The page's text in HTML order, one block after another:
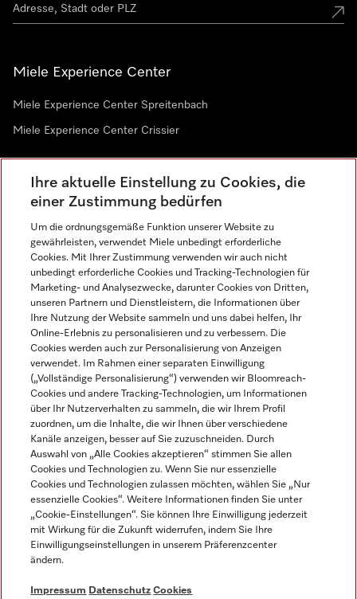
Miele Experience Center
Miele Experience Center Spreitenbach
Miele Experience Center Crissier
Newsletter
Sprache
DEUTSCH
Impressum
Datenschutz
Miele auf YoutubeMiele auf Instagram
Miele auf Facebook
Miele auf LinkedInMiele auf LinkedIn
Ihre aktuelle Einstellung zu Cookies, die
einer Zustimmung bedürfen
Um die ordnungsgemäße Funktion unserer Website zu
gewährleisten, verwendet Miele unbedingt erforderliche
Cookies. Mit Ihrer Zustimmung verwenden wir auch nicht
unbedingt erforderliche Cookies und Tracking-Technologien für
Marketing- und Analysezwecke, darunter Cookies von Dritten,
unseren Partnern und Dienstleistern, die Informationen über
Ihre Nutzung der Website sammeln und uns dabei helfen, Ihr
Online-Erlebnis zu personalisieren und zu verbessern. Die
Cookies werden auch zur Personalisierung von Anzeigen
verwendet. Im Rahmen einer separaten Einwilligung
(„Vollständige Personalisierung“) verwenden wir Bloomreach-
Cookies und andere Tracking-Technologien, um Informationen
über Ihr Nutzerverhalten zu sammeln, die wir Ihrem Profil
zuordnen, um die Inhalte, die wir Ihnen über verschiedene
Kanäle anzeigen, besser auf Sie zuzuschneiden. Durch
Auswahl von „Alle Cookies akzeptieren“ stimmen Sie allen
Cookies und Technologien zu. Wenn Sie nur essenzielle
Cookies und Technologien zulassen möchten, wählen Sie „Nur
essenzielle Cookies“. Weitere Informationen finden Sie unter
„Cookie-Einstellungen“. Sie können Ihre Einwilligung jederzeit
mit Wirkung für die Zukunft widerrufen, indem Sie Ihre
Einwilligungseinstellungen in unserem Präferenzcenter
ändern.
Impressum Datenschutz Cookies